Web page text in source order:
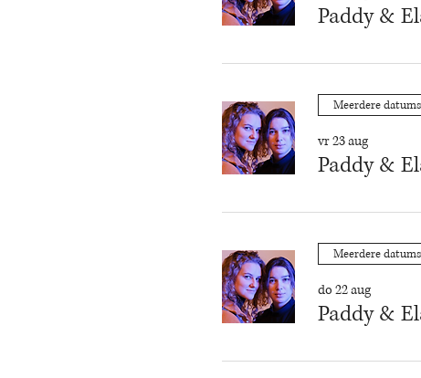
Paddy &
Meerdere datums
vr 23 aug
Paddy &
Meerdere datums
do 22 aug
Paddy &